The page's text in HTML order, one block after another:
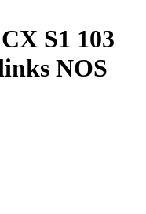
S1 103
NOS